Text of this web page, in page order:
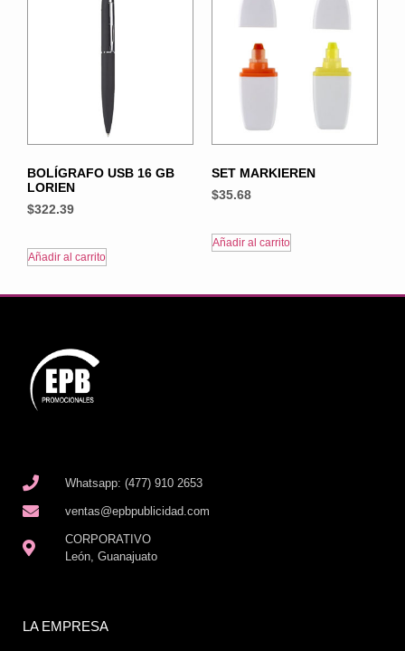
BOLÍGRAFO USB 16 GB
LORIEN
$322.39
Añadir al carrito
SET MARKIEREN
$35.68
Añadir al carrito
Whatsapp: (477) 910 2653
ventas@epbpublicidad.com
CORPORATIVO
León, Guanajuato
LA EMPRESA